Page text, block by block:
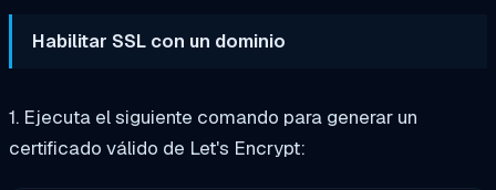
Habilitar SSL con un dominio
1. Ejecuta el siguiente comando para generar un
certificado válido de Let's Encrypt: